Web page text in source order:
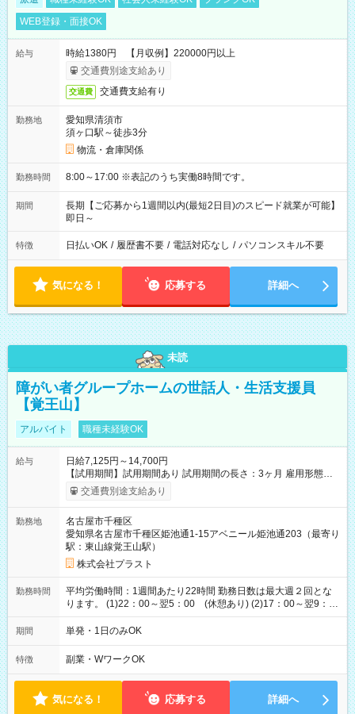
WEB登録・面接OK
給与
時給1380円 【月収例】220000円以上
交通費別途支給あり
交通費 交通費支給有り
勤務地
愛知県清須市
須ヶ口駅～徒歩3分
物流・倉庫関係
勤務時間 8:00～17:00 ※表記のうち実働8時間です。
期間
長期【ご応募から1週間以内(最短2日目)のスピード就業が可能】
即日～
特徴 日払いOK / 履歴書不要 / 電話対応なし / パソコンスキル不要
気になる！ 応募する 詳細へ
未読
障がい者グループホームの世話人・生活支援員
【覚王山】
アルバイト 職種未経験OK
給与
日給7,125円～14,700円
【試用期間】試用期間あり 試用期間の長さ：3ヶ月 雇用形態、
給与は本採用時と同じです。
交通費別途支給あり
勤務地
名古屋市千種区
愛知県名古屋市千種区姫池通1-15アベニール姫池通203（最寄り
駅：東山線覚王山駅）
株式会社プラスト
勤務時間
平均労働時間：1週間あたり22時間 勤務日数は最大週２回とな
ります。 (1)22：00～翌5：00 (休憩あり) (2)17：00～翌9：
00 (休憩あり) ３６協定提出済 平均労働時間：1週間あたり22
時間 勤務日数は最大週２回となります。 (1)22：00～翌5：00
期間 単発・1日のみOK
特徴 副業・WワークOK
気になる！ 応募する 詳細へ